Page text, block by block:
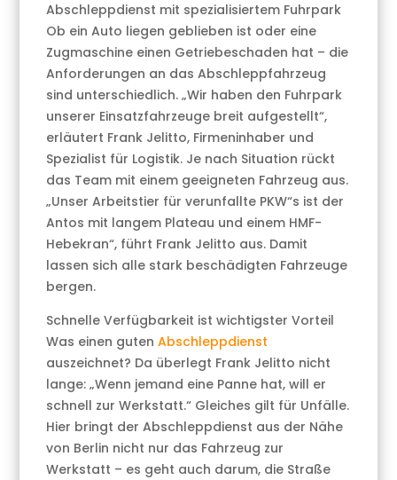
Abschleppdienst mit spezialisiertem Fuhrpark
Ob ein Auto liegen geblieben ist oder eine
Zugmaschine einen Getriebeschaden hat – die
Anforderungen an das Abschleppfahrzeug
sind unterschiedlich. „Wir haben den Fuhrpark
unserer Einsatzfahrzeuge breit aufgestellt“,
erläutert Frank Jelitto, Firmeninhaber und
Spezialist für Logistik. Je nach Situation rückt
das Team mit einem geeigneten Fahrzeug aus.
„Unser Arbeitstier für verunfallte PKW“s ist der
Antos mit langem Plateau und einem HMF-
Hebekran“, führt Frank Jelitto aus. Damit
lassen sich alle stark beschädigten Fahrzeuge
bergen.
Schnelle Verfügbarkeit ist wichtigster Vorteil
Was einen gutenAbschleppdienst
auszeichnet? Da überlegt Frank Jelitto nicht
lange: „Wenn jemand eine Panne hat, will er
schnell zur Werkstatt.“ Gleiches gilt für Unfälle.
Hier bringt der Abschleppdienst aus der Nähe
von Berlin nicht nur das Fahrzeug zur
Werkstatt – es geht auch darum, die Straße